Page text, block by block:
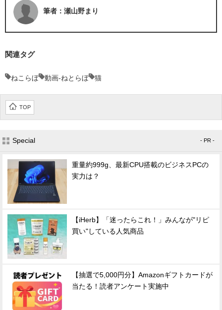
筆者：瀬山野まり
関連タグ
ねこらぼ 動画-ねとらぼ 猫
TOP
Special - PR -
重量約999g、最新CPU搭載のビジネスPCの
実力は？
【iHerb】「迷ったらこれ！」みんなが"リピ
買い"している人気商品
【抽選で5,000円分】Amazonギフトカードが
当たる！読者アンケート実施中